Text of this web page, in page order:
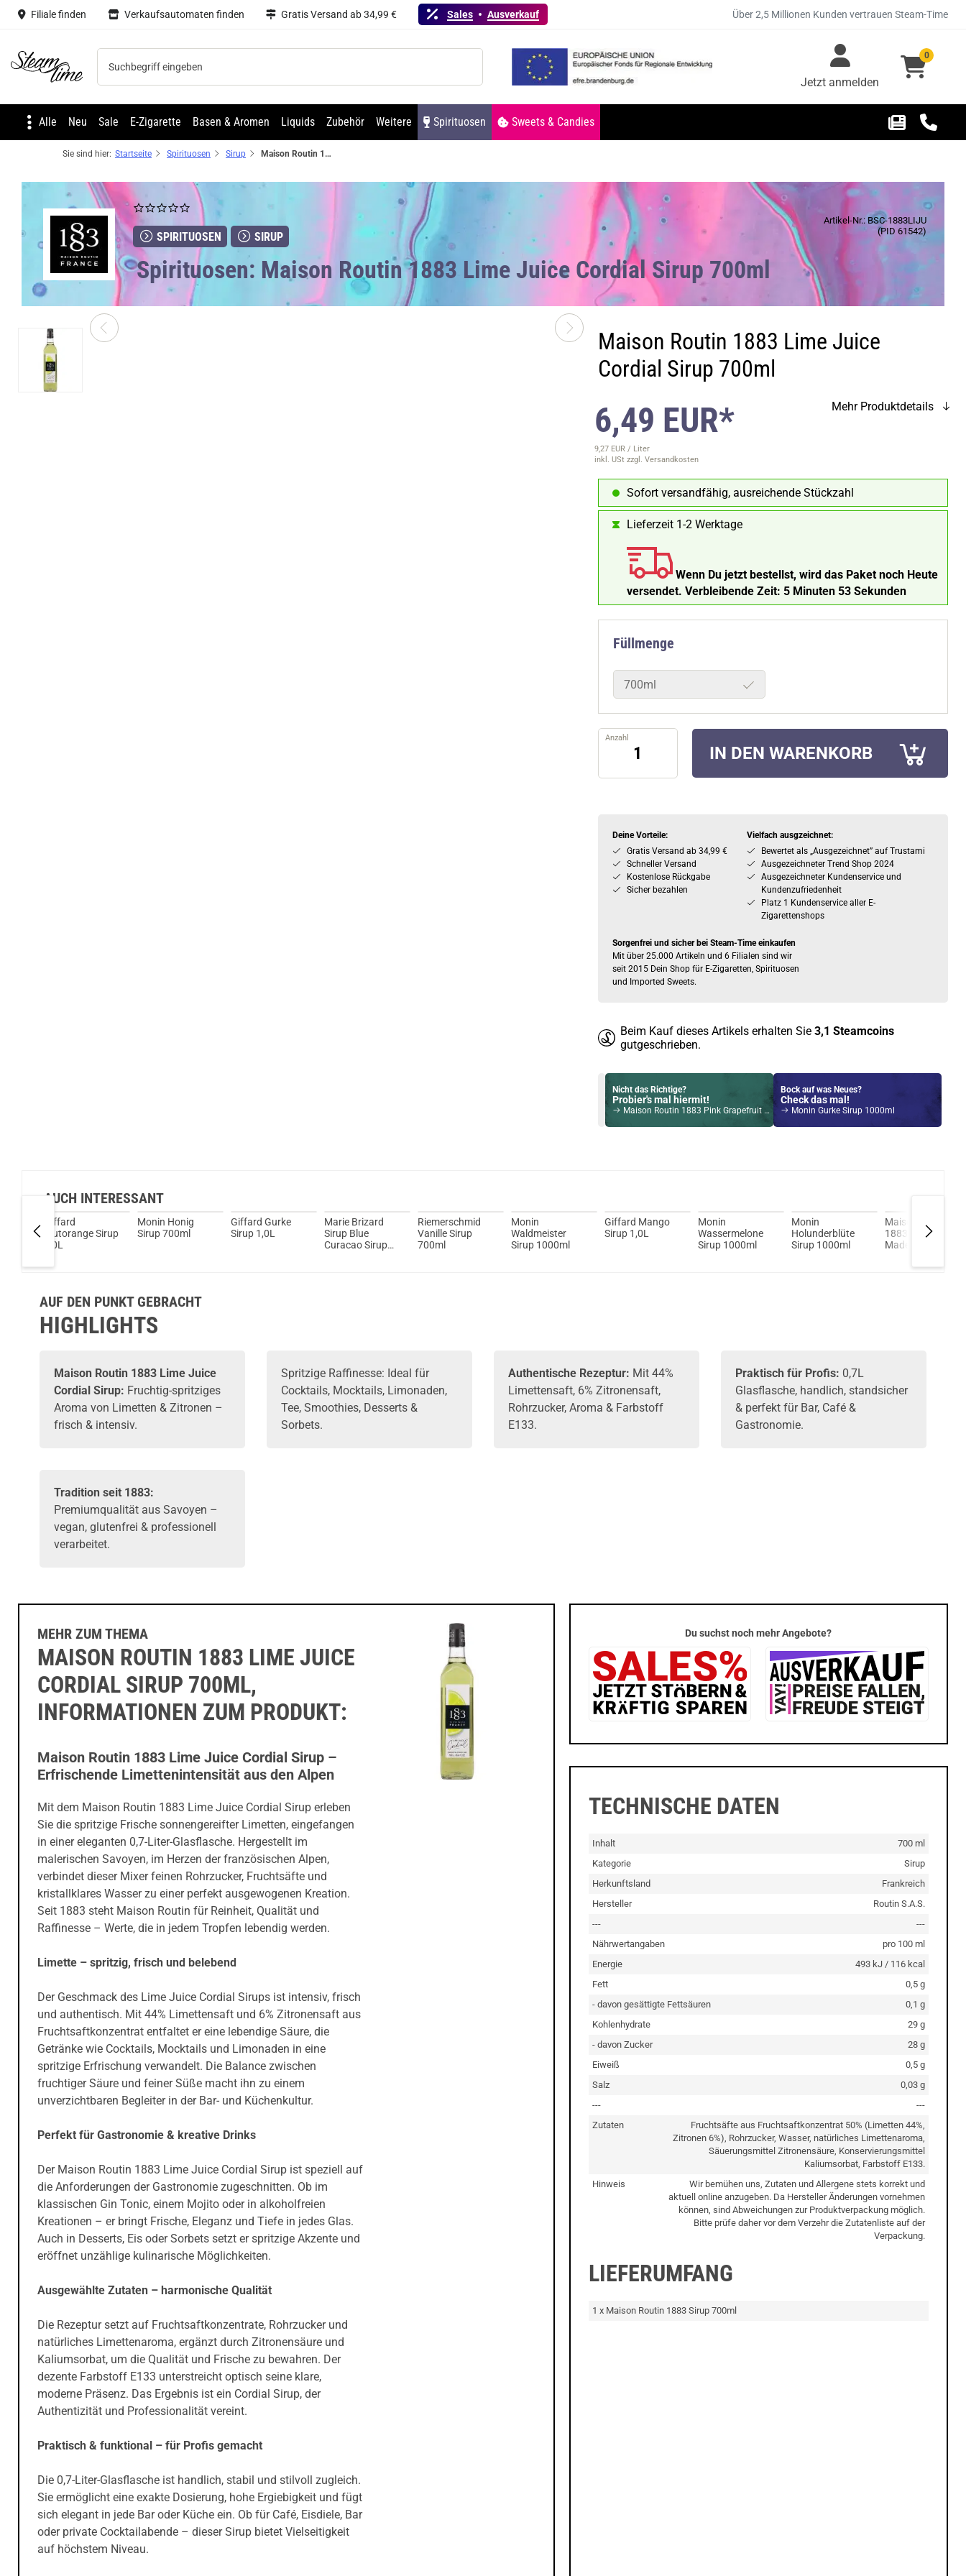
Filiale finden Verkaufsautomaten finden Gratis Versand ab 34,99 € Sales Ausverkauf Über 2,5 Millionen Kunden vertrauen Steam-Time
Steam time Jetzt anmelden
0
Alle Neu Sale E-Zigarette Basen & Aromen Liquids Zubehör Weitere Spirituosen Sweets & Candies
Sie sind hier: Startseite Spirituosen Sirup Maison Routin 1883 Lime Juice Cordial Sirup 700ml
SPIRITUOSEN SIRUP
Artikel-Nr.: BSC-1883LIJU
(PID 61542)
Spirituosen: Maison Routin 1883 Lime Juice Cordial Sirup 700ml
Maison Routin 1883 Lime Juice
Cordial Sirup 700ml
6,49 EUR*
9,27 EUR / Liter
inkl. USt zzgl. Versandkosten
Mehr Produktdetails
Sofort versandfähig, ausreichende Stückzahl
Lieferzeit 1-2 Werktage
Wenn Du jetzt bestellst, wird das Paket noch Heute
versendet. Verbleibende Zeit: 5 Minuten 52 Sekunden
Füllmenge
700ml
Anzahl
IN DEN WARENKORB
Deine Vorteile:
Gratis Versand ab 34,99 €
Schneller Versand
Kostenlose Rückgabe
Sicher bezahlen
Vielfach ausgzeichnet:
Bewertet als „Ausgezeichnet” auf Trustami
Ausgezeichneter Trend Shop 2024
Ausgezeichneter Kundenservice und
Kundenzufriedenheit
Platz 1 Kundenservice aller E-
Zigarettenshops
Sorgenfrei und sicher bei Steam-Time einkaufen
Mit über 25.000 Artikeln und 6 Filialen sind wir
seit 2015 Dein Shop für E-Zigaretten, Spirituosen
und Imported Sweets.
Beim Kauf dieses Artikels erhalten Sie 3,1 Steamcoins
gutgeschrieben.
Nicht das Richtige?
Probier's mal hiermit!
Maison Routin 1883 Pink Grapefruit Sirup 1000ml
Bock auf was Neues?
Check das mal!
Monin Gurke Sirup 1000ml
AUCH INTERESSANT
Giffard
Blutorange Sirup
1,0L
Monin Honig
Sirup 700ml
Giffard Gurke
Sirup 1,0L
Marie Brizard
Sirup Blue
Curacao Sirup
Riemerschmid
Vanille Sirup
700ml
Monin
Waldmeister
Sirup 1000ml
Giffard Mango
Sirup 1,0L
Monin
Wassermelone
Sirup 1000ml
Monin
Holunderblüte
Sirup 1000ml
Maison Routin
1883 French
Madeleine Sirup
AUF DEN PUNKT GEBRACHT
HIGHLIGHTS
Maison Routin 1883 Lime Juice
Cordial Sirup: Fruchtig-spritziges
Aroma von Limetten & Zitronen –
frisch & intensiv.
Spritzige Raffinesse: Ideal für
Cocktails, Mocktails, Limonaden,
Tee, Smoothies, Desserts &
Sorbets.
Authentische Rezeptur: Mit 44%
Limettensaft, 6% Zitronensaft,
Rohrzucker, Aroma & Farbstoff
E133.
Praktisch für Profis: 0,7L
Glasflasche, handlich, standsicher
& perfekt für Bar, Café &
Gastronomie.
Tradition seit 1883:
Premiumqualität aus Savoyen –
vegan, glutenfrei & professionell
verarbeitet.
MEHR ZUM THEMA
MAISON ROUTIN 1883 LIME JUICE
CORDIAL SIRUP 700ML,
INFORMATIONEN ZUM PRODUKT:
Maison Routin 1883 Lime Juice Cordial Sirup –
Erfrischende Limettenintensität aus den Alpen
Mit dem Maison Routin 1883 Lime Juice Cordial Sirup erleben
Sie die spritzige Frische sonnengereifter Limetten, eingefangen
in einer eleganten 0,7-Liter-Glasflasche. Hergestellt im
malerischen Savoyen, im Herzen der französischen Alpen,
verbindet dieser Mixer feinen Rohrzucker, Fruchtsäfte und
kristallklares Wasser zu einer perfekt ausgewogenen Kreation.
Seit 1883 steht Maison Routin für Reinheit, Qualität und
Raffinesse – Werte, die in jedem Tropfen lebendig werden.
Limette – spritzig, frisch und belebend
Der Geschmack des Lime Juice Cordial Sirups ist intensiv, frisch
und authentisch. Mit 44% Limettensaft und 6% Zitronensaft aus
Fruchtsaftkonzentrat entfaltet er eine lebendige Säure, die
Getränke wie Cocktails, Mocktails und Limonaden in eine
spritzige Erfrischung verwandelt. Die Balance zwischen
fruchtiger Säure und feiner Süße macht ihn zu einem
unverzichtbaren Begleiter in der Bar- und Küchenkultur.
Perfekt für Gastronomie & kreative Drinks
Der Maison Routin 1883 Lime Juice Cordial Sirup ist speziell auf
die Anforderungen der Gastronomie zugeschnitten. Ob im
klassischen Gin Tonic, einem Mojito oder in alkoholfreien
Kreationen – er bringt Frische, Eleganz und Tiefe in jedes Glas.
Auch in Desserts, Eis oder Sorbets setzt er spritzige Akzente und
eröffnet unzählige kulinarische Möglichkeiten.
Ausgewählte Zutaten – harmonische Qualität
Die Rezeptur setzt auf Fruchtsaftkonzentrate, Rohrzucker und
natürliches Limettenaroma, ergänzt durch Zitronensäure und
Kaliumsorbat, um die Qualität und Frische zu bewahren. Der
dezente Farbstoff E133 unterstreicht optisch seine klare,
moderne Präsenz. Das Ergebnis ist ein Cordial Sirup, der
Authentizität und Professionalität vereint.
Praktisch & funktional – für Profis gemacht
Die 0,7-Liter-Glasflasche ist handlich, stabil und stilvoll zugleich.
Sie ermöglicht eine exakte Dosierung, hohe Ergiebigkeit und fügt
sich elegant in jede Bar oder Küche ein. Ob für Café, Eisdiele, Bar
oder private Cocktailabende – dieser Sirup bietet Vielseitigkeit
auf höchstem Niveau.
Du suchst noch mehr Angebote?
TECHNISCHE DATEN
Inhalt
700 ml
Kategorie
Sirup
Herkunftsland
Frankreich
Hersteller
Routin S.A.S.
---
---
Nährwertangaben
pro 100 ml
Energie
493 kJ / 116 kcal
Fett
0,5 g
- davon gesättigte Fettsäuren
0,1 g
Kohlenhydrate
29 g
- davon Zucker
28 g
Eiweiß
0,5 g
Salz
0,03 g
---
---
Zutaten
Fruchtsäfte aus Fruchtsaftkonzentrat 50% (Limetten 44%,
Zitronen 6%), Rohrzucker, Wasser, natürliches Limettenaroma,
Säuerungsmittel Zitronensäure, Konservierungsmittel
Kaliumsorbat, Farbstoff E133.
Hinweis
Wir bemühen uns, Zutaten und Allergene stets korrekt und
aktuell online anzugeben. Da Hersteller Änderungen vornehmen
können, sind Abweichungen zur Produktverpackung möglich.
Bitte prüfe daher vor dem Verzehr die Zutatenliste auf der
Verpackung.
LIEFERUMFANG
1 x Maison Routin 1883 Sirup 700ml